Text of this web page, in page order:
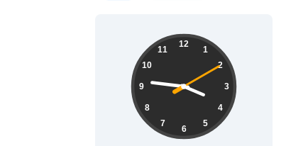
15:46:11 12
1
2
3
4
5
6
7
8
9
10
11